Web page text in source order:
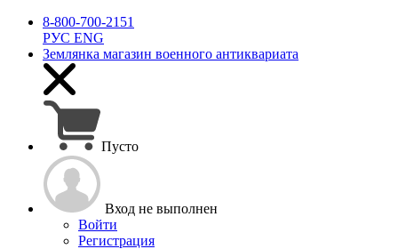
8-800-700-2151
РУС ENG
Землянка магазин военного антиквариата
Пусто
Вход не выполнен
Войти
Регистрация